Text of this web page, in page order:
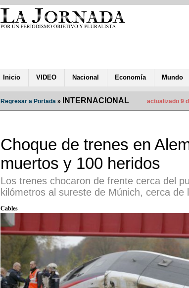
Inicio VIDEO Nacional Economía Mundo
Regresar a Portada » INTERNACIONAL actualizado 9
Choque de trenes en
muertos y 100 heridos
Los trenes chocaron de frente cerca del
kilómetros al sureste de Múnich, cerca de
Cables